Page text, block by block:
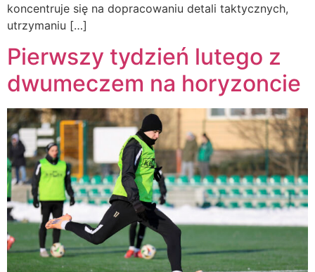
koncentruje się na dopracowaniu detali taktycznych,
utrzymaniu […]
Pierwszy tydzień lutego z
dwumeczem na horyzoncie